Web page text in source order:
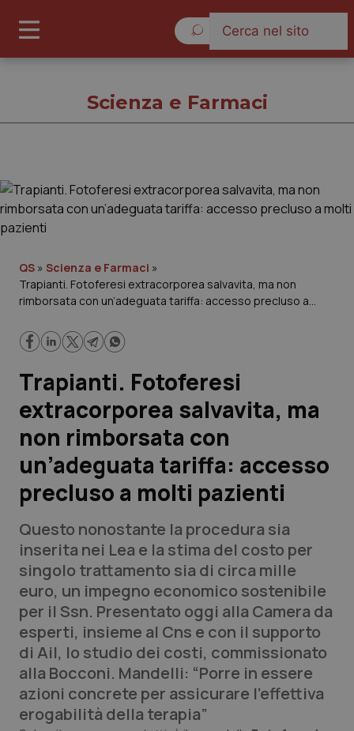
Cronache
Governo e Parlamento
Regioni e Asl
Lavoro e Professioni
Scienza e Farmaci
Studi e Analisi
Lettere al direttore
QS Pro
Professionisti Sanitari.AI
Abruzzo
Basilicata
Calabria
QS Pro Gold
Artrite & artrosi
Asma & BPCO
QS Club Newsletter
Scienza e Farmaci
QS » Scienza e Farmaci »
Trapianti. Fotoferesi extracorporea salvavita, ma non
rimborsata con un’adeguata tariffa: accesso precluso a
Trapianti. Fotoferesi
extracorporea salvavita, ma
non rimborsata con
un’adeguata tariffa: accesso
precluso a molti pazienti
Questo nonostante la procedura sia
inserita nei Lea e la stima del costo per
singolo trattamento sia di circa mille
euro, un impegno economico sostenibile
per il Ssn. Presentato oggi alla Camera da
esperti, insieme al Cns e con il supporto
di Ail, lo studio dei costi, commissionato
alla Bocconi. Mandelli: “Porre in essere
azioni concrete per assicurare l’effettiva
erogabilità della terapia”